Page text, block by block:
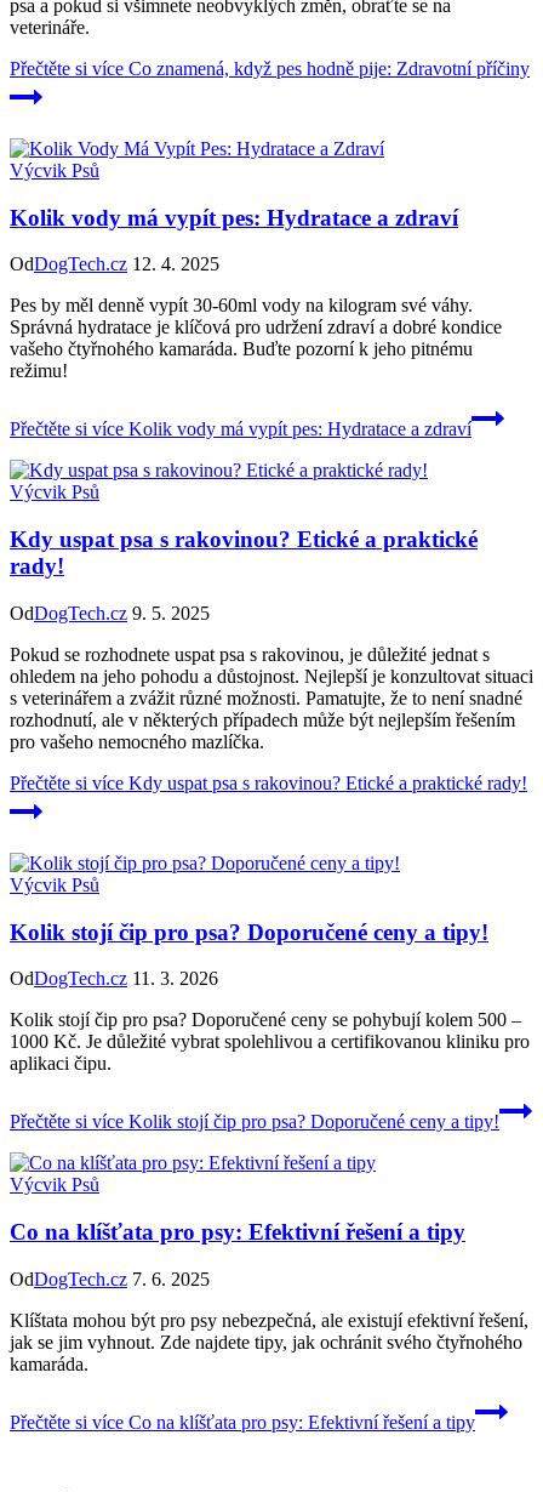
psa a pokud si všimnete neobvyklých změn, obraťte se na
veterináře.
Přečtěte si více Co znamená, když pes hodně pije: Zdravotní příčiny
Výcvik Psů
Kolik vody má vypít pes: Hydratace a zdraví
OdDogTech.cz 12. 4. 2025
Pes by měl denně vypít 30-60ml vody na kilogram své váhy.
Správná hydratace je klíčová pro udržení zdraví a dobré kondice
vašeho čtyřnohého kamaráda. Buďte pozorní k jeho pitnému
režimu!
Přečtěte si více Kolik vody má vypít pes: Hydratace a zdraví
Výcvik Psů
Kdy uspat psa s rakovinou? Etické a praktické
rady!
OdDogTech.cz 9. 5. 2025
Pokud se rozhodnete uspat psa s rakovinou, je důležité jednat s
ohledem na jeho pohodu a důstojnost. Nejlepší je konzultovat situaci
s veterinářem a zvážit různé možnosti. Pamatujte, že to není snadné
rozhodnutí, ale v některých případech může být nejlepším řešením
pro vašeho nemocného mazlíčka.
Přečtěte si více Kdy uspat psa s rakovinou? Etické a praktické rady!
Výcvik Psů
Kolik stojí čip pro psa? Doporučené ceny a tipy!
OdDogTech.cz 11. 3. 2026
Kolik stojí čip pro psa? Doporučené ceny se pohybují kolem 500 –
1000 Kč. Je důležité vybrat spolehlivou a certifikovanou kliniku pro
aplikaci čipu.
Přečtěte si více Kolik stojí čip pro psa? Doporučené ceny a tipy!
Výcvik Psů
Co na klíšťata pro psy: Efektivní řešení a tipy
OdDogTech.cz 7. 6. 2025
Klíštata mohou být pro psy nebezpečná, ale existují efektivní řešení,
jak se jim vyhnout. Zde najdete tipy, jak ochránit svého čtyřnohého
kamaráda.
Přečtěte si více Co na klíšťata pro psy: Efektivní řešení a tipy